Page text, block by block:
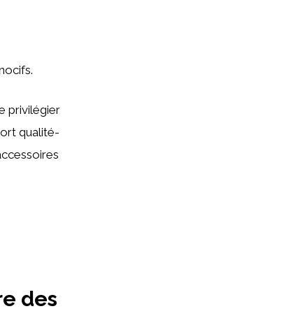
privilégier
qualité-
des